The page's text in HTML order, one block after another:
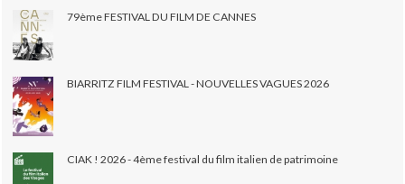
79ème FESTIVAL DU FILM DE CANNES
BIARRITZ FILM FESTIVAL - NOUVELLES VAGUES 2026
CIAK ! 2026 - 4ème festival du film italien de patrimoine